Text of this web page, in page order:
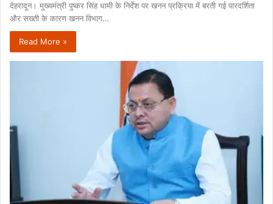
देहरादून। मुख्यमंत्री पुष्कर सिंह धामी के निर्देश पर खनन प्रक्रिया में बरती गई पारदर्शिता
और सख्ती के कारण खनन विभाग…
Read More »